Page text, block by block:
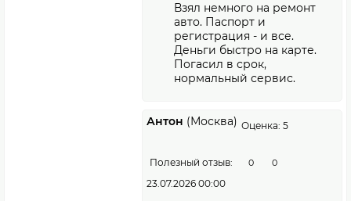
Взял немного на ремонт
авто. Паспорт и
регистрация - и все.
Деньги быстро на карте.
Погасил в срок,
нормальный сервис.
Антон (Москва) Оценка: 5
Полезный отзыв: 0 0
23.07.2026 00:00